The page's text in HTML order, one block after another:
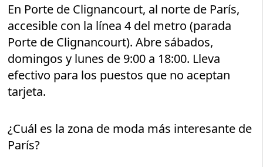
En Porte de Clignancourt, al norte de París,
accesible con la línea 4 del metro (parada
Porte de Clignancourt). Abre sábados,
domingos y lunes de 9:00 a 18:00. Lleva
efectivo para los puestos que no aceptan
tarjeta.
¿Cuál es la zona de moda más interesante de
París?